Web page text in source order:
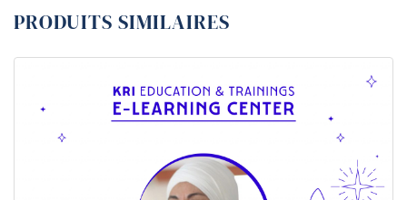
PRODUITS SIMILAIRES